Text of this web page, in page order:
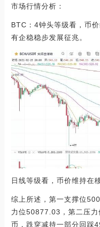
市场行情分析：
BTC：4钟头等级看，币
有企稳稳步发展征兆。
日线等级看，币价维持在
综上所述，第一支撑位
力位50877.03，第二压
币，跌穿减持一部分回踩